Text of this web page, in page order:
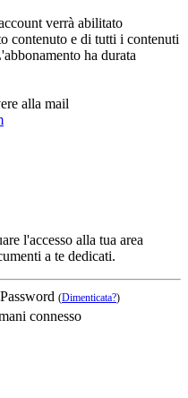
verrà abilitato
contenuto e di tutti i contenuti
ha durata
alla mail
l'accesso alla tua area
a te dedicati.
Password (Dimenticata?)
connesso